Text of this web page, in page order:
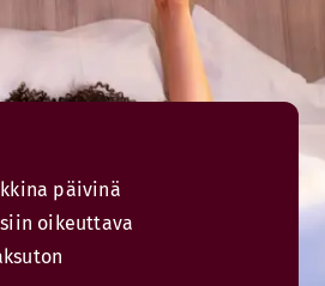
päivinä
oikeuttava